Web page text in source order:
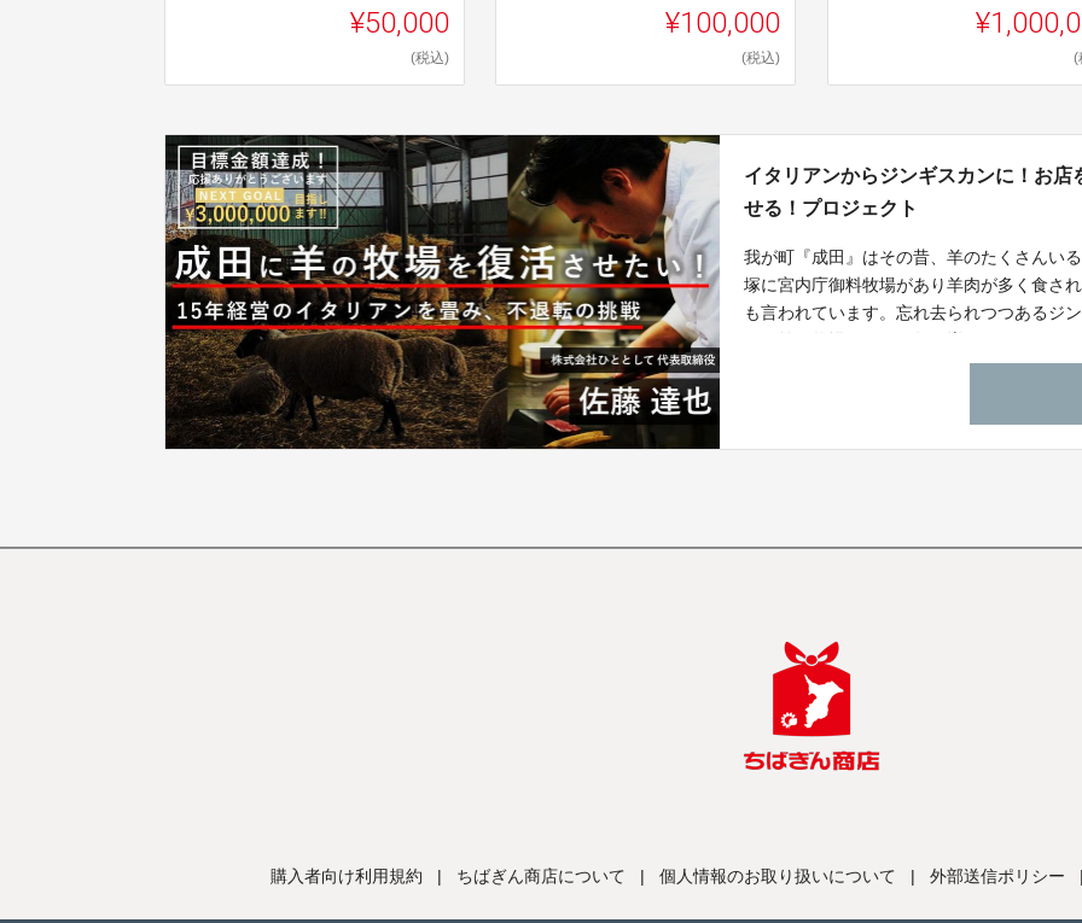
¥50,000
(税込)
¥100,000
(税込) (
イタリアンからジンギスカンに！お
せる！プロジェクト
我が町『成田』はその昔、羊のたくさんい
塚に宮内庁御料牧場があり羊肉が多く食さ
も言われています。忘れ去られつつあるジ
牧草や穀物栽培で農地の有効活用、雇用促
購入者向け利用規約 | ちばぎん商店について | 個人情報のお取り扱いについて | 外部送信ポリシー